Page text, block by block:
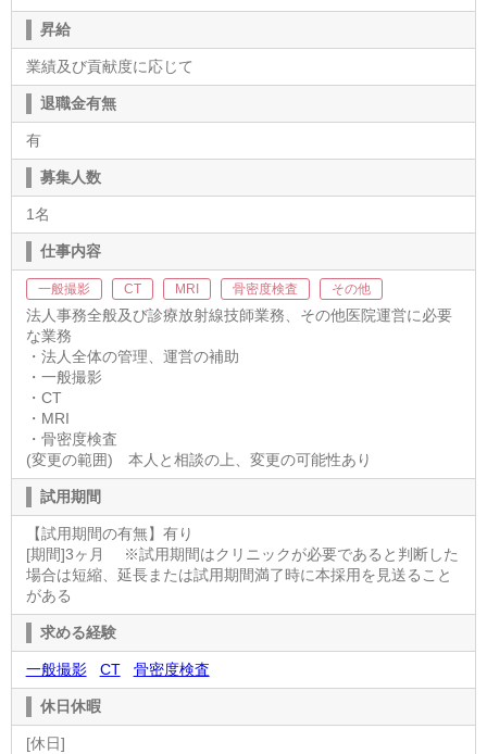
昇給
業績及び貢献度に応じて
退職金有無
有
募集人数
1名
仕事内容
一般撮影 CT MRI 骨密度検査 その他
法人事務全般及び診療放射線技師業務、その他医院運営に必要
な業務
・法人全体の管理、運営の補助
・一般撮影
・CT
・MRI
・骨密度検査
(変更の範囲) 本人と相談の上、変更の可能性あり
試用期間
【試用期間の有無】有り
[期間]3ヶ月 ※試用期間はクリニックが必要であると判断した
場合は短縮、延長または試用期間満了時に本採用を見送ること
がある
求める経験
一般撮影 CT 骨密度検査
休日休暇
[休日]